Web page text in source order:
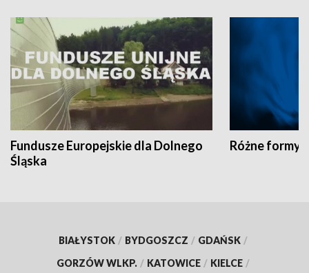
Fundusze Europejskie dla Dolnego
Śląska
Różne formy
BIAŁYSTOK / BYDGOSZCZ / GDAŃSK /
GORZÓW WLKP. / KATOWICE / KIELCE /